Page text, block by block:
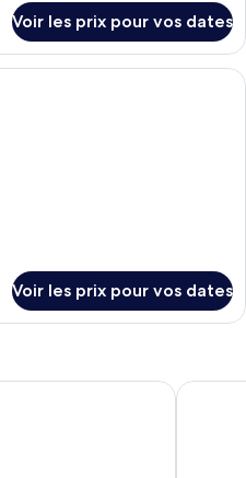
Voir les prix pour vos dates
Une chambre d’hôtel moderne avec
Voir les prix pour vos dates
a&o